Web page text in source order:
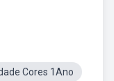
Cores 1Ano